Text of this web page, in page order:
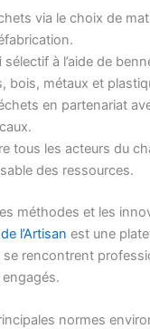
via le choix de
sélectif à l’aide de
bois, métaux et
en partenariat
tous les acteurs du
des ressources.
méthodes et les
l’Artisan est une
rencontrent
normes